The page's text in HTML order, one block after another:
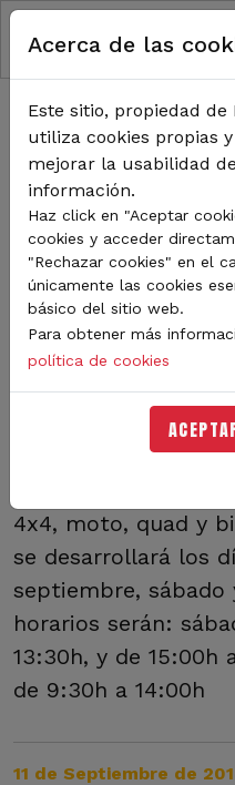
Pasar al contenido
RUTA DE
Aprender a orientarse y navegar con
Aprender a
navegar con
MotorLand
El complejo
de iniciación con
4x4, moto, quad y
se desarrollará los
septiembre, sábado
horarios serán:
13:30h, y de 15:00h
de 9:30h a 14:00h
11 de Septiembre de
Acerca de las
Este sitio, propiedad de
utiliza cookies propias
mejorar la usabilidad
información.
Haz click en "Aceptar
cookies y acceder
"Rechazar cookies" en el
únicamente las cookies
básico del sitio web.
Para obtener más
política de cookies